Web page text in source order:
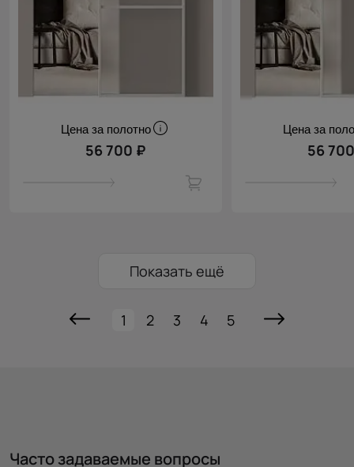
Цена за полотно
56 700 ₽
Цена за
56
Показать ещё
1 2 3 4 5
Часто задаваемые вопросы